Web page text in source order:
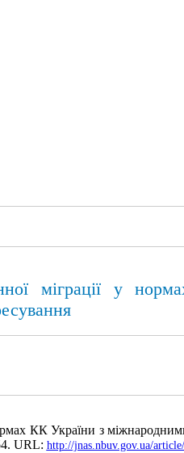
міграції у
КК України з
URL: http://jnas.nbuv.gov.ua/